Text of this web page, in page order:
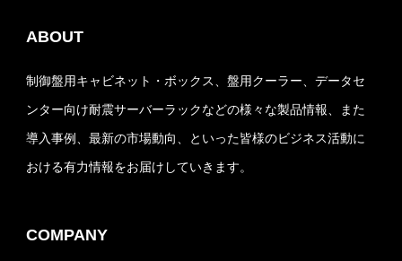
ABOUT
制御盤用キャビネット・ボックス、盤用クーラー、データセ
ンター向け耐震サーバーラックなどの様々な製品情報、また
導入事例、最新の市場動向、といった皆様のビジネス活動に
おける有力情報をお届けしていきます。
COMPANY